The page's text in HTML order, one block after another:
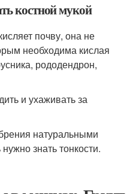
костной мукой
почву, она не
необходима кислая
рододендрон,
и ухаживать за
натуральными
знать тонкости.